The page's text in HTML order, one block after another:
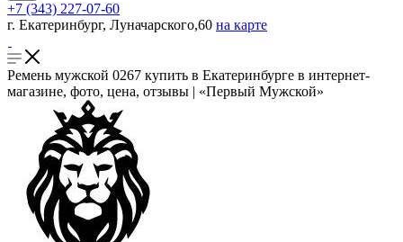
+7 (343) 227-07-60
г. Екатеринбург, Луначарского,60 на карте
Ремень мужской 0267 купить в Екатеринбурге в интернет-
магазине, фото, цена, отзывы | «Первый Мужской»